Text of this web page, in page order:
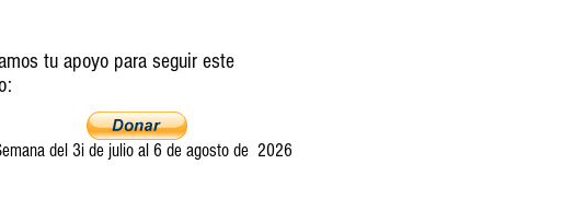
tu apoyo para seguir este
del 3i de julio al 6 de agosto de 2026